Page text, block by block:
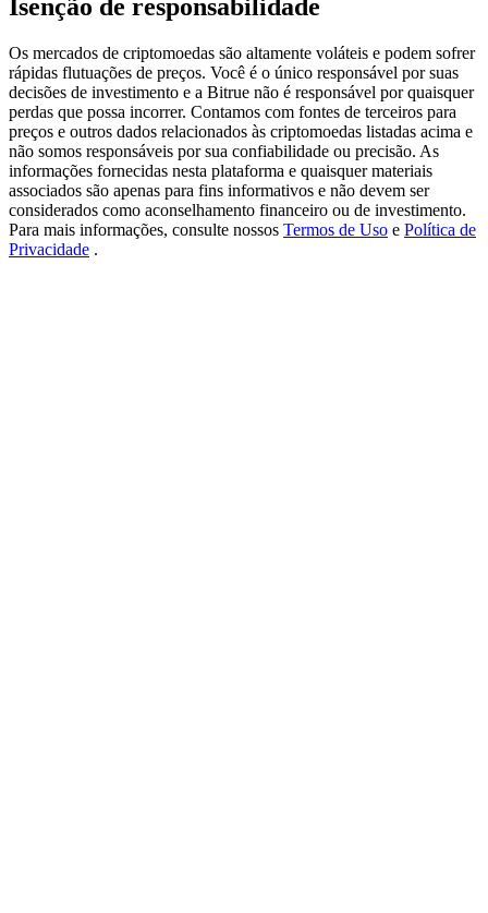
Exclusive for BitMart Users
Register & Trade to Win 500,000 USDT
Precious Metals Trading Carnival
Trade Gold & Silver · 33,333 USDT Bonus
Isenção de responsabilidade
Os mercados de criptomoedas são altamente voláteis e podem sofrer
rápidas flutuações de preços. Você é o único responsável por suas
decisões de investimento e a Bitrue não é responsável por quaisquer
perdas que possa incorrer. Contamos com fontes de terceiros para
preços e outros dados relacionados às criptomoedas listadas acima e
não somos responsáveis por sua confiabilidade ou precisão. As
informações fornecidas nesta plataforma e quaisquer materiais
associados são apenas para fins informativos e não devem ser
considerados como aconselhamento financeiro ou de investimento.
Para mais informações, consulte nossos Termos de Uso e Política de
Privacidade .